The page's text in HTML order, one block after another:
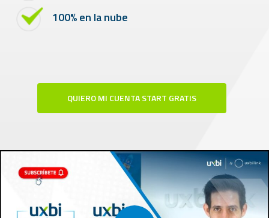
QUIERO MI CUENTA START GRATIS
100% en la nube
Video
Play Video